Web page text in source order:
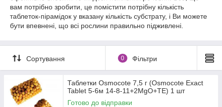
вам потрібно зробити, це помістити потрібну кількість
таблеток-пірамідок у вказану кількість субстрату, і Ви можете
бути впевнені, що всі рослини правильно підживлені.
Сортування 0 Фільтри
Таблетки Osmocote 7,5 г (Osmocote Exact
Tablet 5-6м 14-8-11+2MgO+TE) 1 шт
Готово до відправки